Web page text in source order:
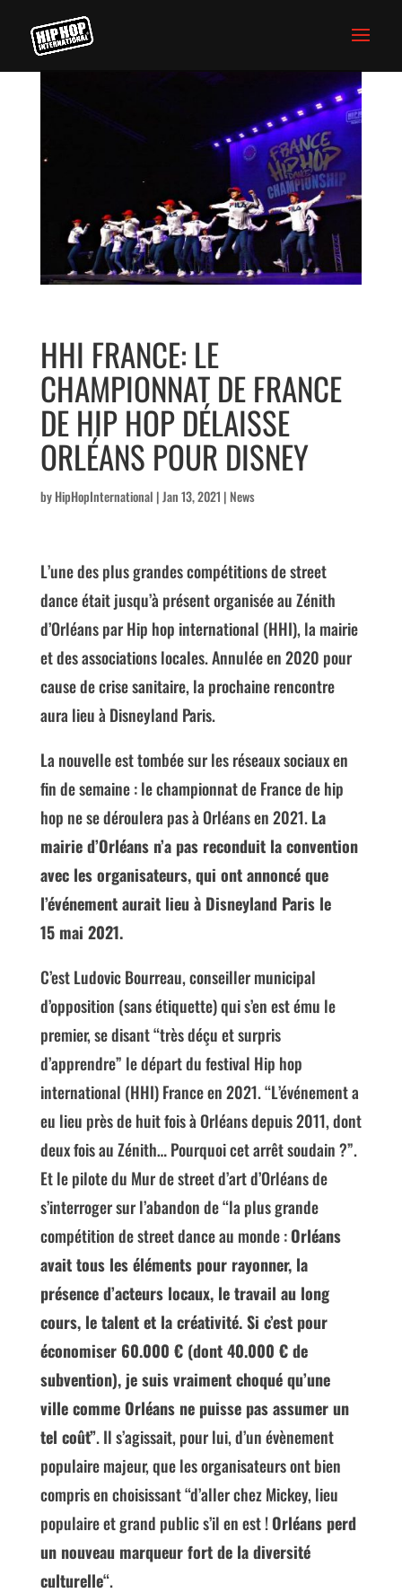
HHI FRANCE: LE
CHAMPIONNAT DE FRANCE
DE HIP HOP DÉLAISSE
ORLÉANS POUR DISNEY
byHipHopInternational |Jan 13, 2021 | News
L’une des plus grandes compétitions de street
dance était jusqu’à présent organisée au Zénith
d’Orléans par Hip hop international (HHI), la mairie
et des associations locales. Annulée en 2020 pour
cause de crise sanitaire, la prochaine rencontre
aura lieu à Disneyland Paris.
La nouvelle est tombée sur les réseaux sociaux en
fin de semaine : le championnat de France de hip
hop ne se déroulera pas à Orléans en 2021.La
mairie d’Orléans n’a pas reconduit la convention
avec les organisateurs, qui ont annoncé que
l’événement aurait lieu à Disneyland Paris le
15 mai 2021.
C’est Ludovic Bourreau, conseiller municipal
d’opposition (sans étiquette) qui s’en est ému le
premier, se disant “très déçu et surpris
d’apprendre” le départ du festival Hip hop
international (HHI) France en 2021. “L’événement a
eu lieu près de huit fois à Orléans depuis 2011, dont
deux fois au Zénith… Pourquoi cet arrêt soudain ?”.
Et le pilote du Mur de street d’art d’Orléans de
s’interroger sur l’abandon de “la plus grande
compétition de street dance au monde :Orléans
avait tous les éléments pour rayonner, la
présence d’acteurs locaux, le travail au long
cours, le talent et la créativité. Si c’est pour
économiser 60.000 € (dont 40.000 € de
subvention), je suis vraiment choqué qu’une
ville comme Orléans ne puisse pas assumer un
tel coût”. Il s’agissait, pour lui, d’un évènement
populaire majeur, que les organisateurs ont bien
compris en choisissant “d’aller chez Mickey, lieu
populaire et grand public s’il en est !Orléans perd
un nouveau marqueur fort de la diversité
culturelle“.